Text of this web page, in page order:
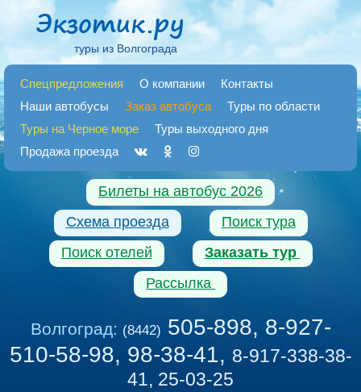
туры из Волгограда
Спецпредложения О компании
Контакты
Наши автобусы
Заказ автобуса
Туры по области
Туры на Черное море
Туры выходного дня
Продажа проезда
Билеты на автобус 2026
Схема проезда
Поиск тура
Поиск отелей
Заказать тур
Рассылка
Волгоград: (8442) 505-898, 8-927-
510-58-98, 98-38-41, 8-917-338-38-
41, 25-03-25